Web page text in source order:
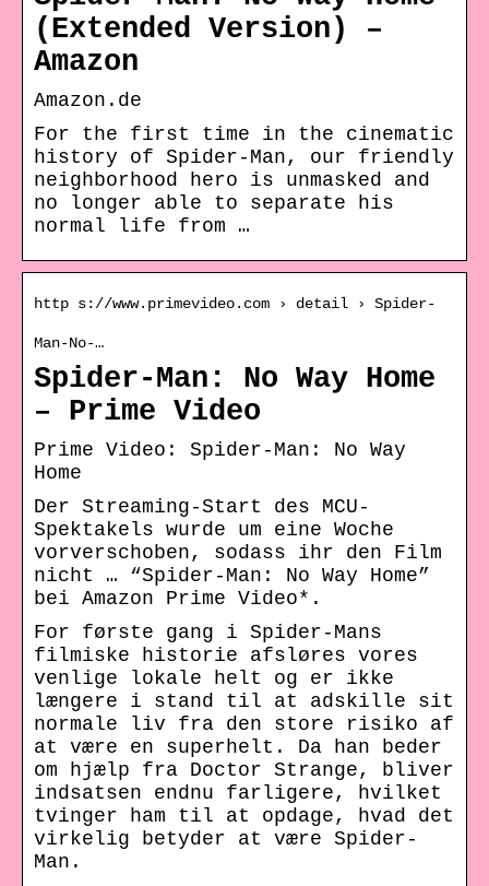
(Extended Version) –
Amazon
Amazon.de
For the first time in the cinematic
history of Spider-Man, our friendly
neighborhood hero is unmasked and
no longer able to separate his
normal life from …
http s://www.primevideo.com › detail › Spider-
Man-No-…
Spider-Man: No Way Home
– Prime Video
Prime Video: Spider-Man: No Way
Home
Der Streaming-Start des MCU-
Spektakels wurde um eine Woche
vorverschoben, sodass ihr den Film
nicht … “Spider-Man: No Way Home”
bei Amazon Prime Video*.
For første gang i Spider-Mans
filmiske historie afsløres vores
venlige lokale helt og er ikke
længere i stand til at adskille sit
normale liv fra den store risiko af
at være en superhelt. Da han beder
om hjælp fra Doctor Strange, bliver
indsatsen endnu farligere, hvilket
tvinger ham til at opdage, hvad det
virkelig betyder at være Spider-
Man.